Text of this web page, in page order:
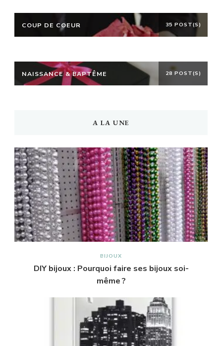
COUP DE COEUR 35 POST(S)
NAISSANCE & BAPTÊME 28 POST(S)
A LA UNE
BIJOUX
DIY bijoux : Pourquoi faire ses bijoux soi-
même ?